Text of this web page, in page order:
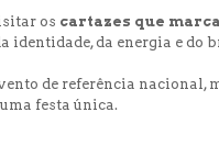
os cartazes que
identidade, da energia e do
de referência
festa única.